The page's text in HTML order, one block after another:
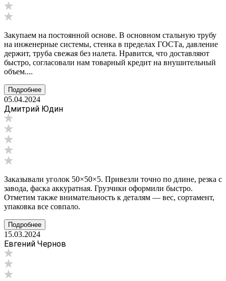
Закупаем на постоянной основе. В основном стальную трубу
на инженерные системы, стенка в пределах ГОСТа, давление
держит, труба свежая без налета. Нравится, что доставляют
быстро, согласовали нам товарный кредит на внушительный
объем....
Подробнее
05.04.2024
Дмитрий Юдин
Заказывали уголок 50×50×5. Привезли точно по длине, резка с
завода, фаска аккуратная. Грузчики оформили быстро.
Отметим также внимательность к деталям — вес, сортамент,
упаковка все совпало.
Подробнее
15.03.2024
Евгений Чернов